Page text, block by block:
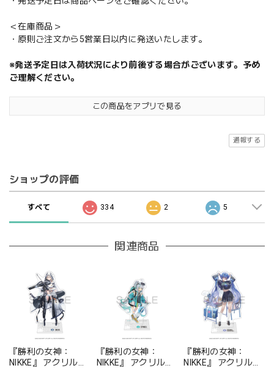
＜在庫商品＞
・原則ご注文から5営業日以内に発送いたします。
※発送予定日は入荷状況により前後する場合がございます。予め
ご理解ください。
この商品をアプリで見る
通報する
ショップの評価
すべて 334 2 5
関連商品
『勝利の女神：
NIKKE』 アクリルス
『勝利の女神：
NIKKE』 アクリルス
『勝利の女神：
NIKKE』 アクリルス